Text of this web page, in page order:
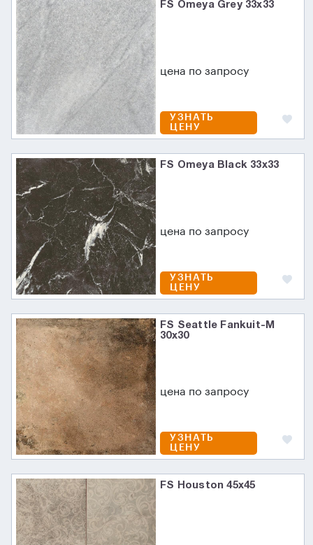
FS Omeya Grey 33x33
цена по запросу
УЗНАТЬ
ЦЕНУ
FS Omeya Black 33x33
цена по запросу
УЗНАТЬ
ЦЕНУ
FS Seattle Fankuit-M
30x30
цена по запросу
УЗНАТЬ
ЦЕНУ
FS Houston 45x45